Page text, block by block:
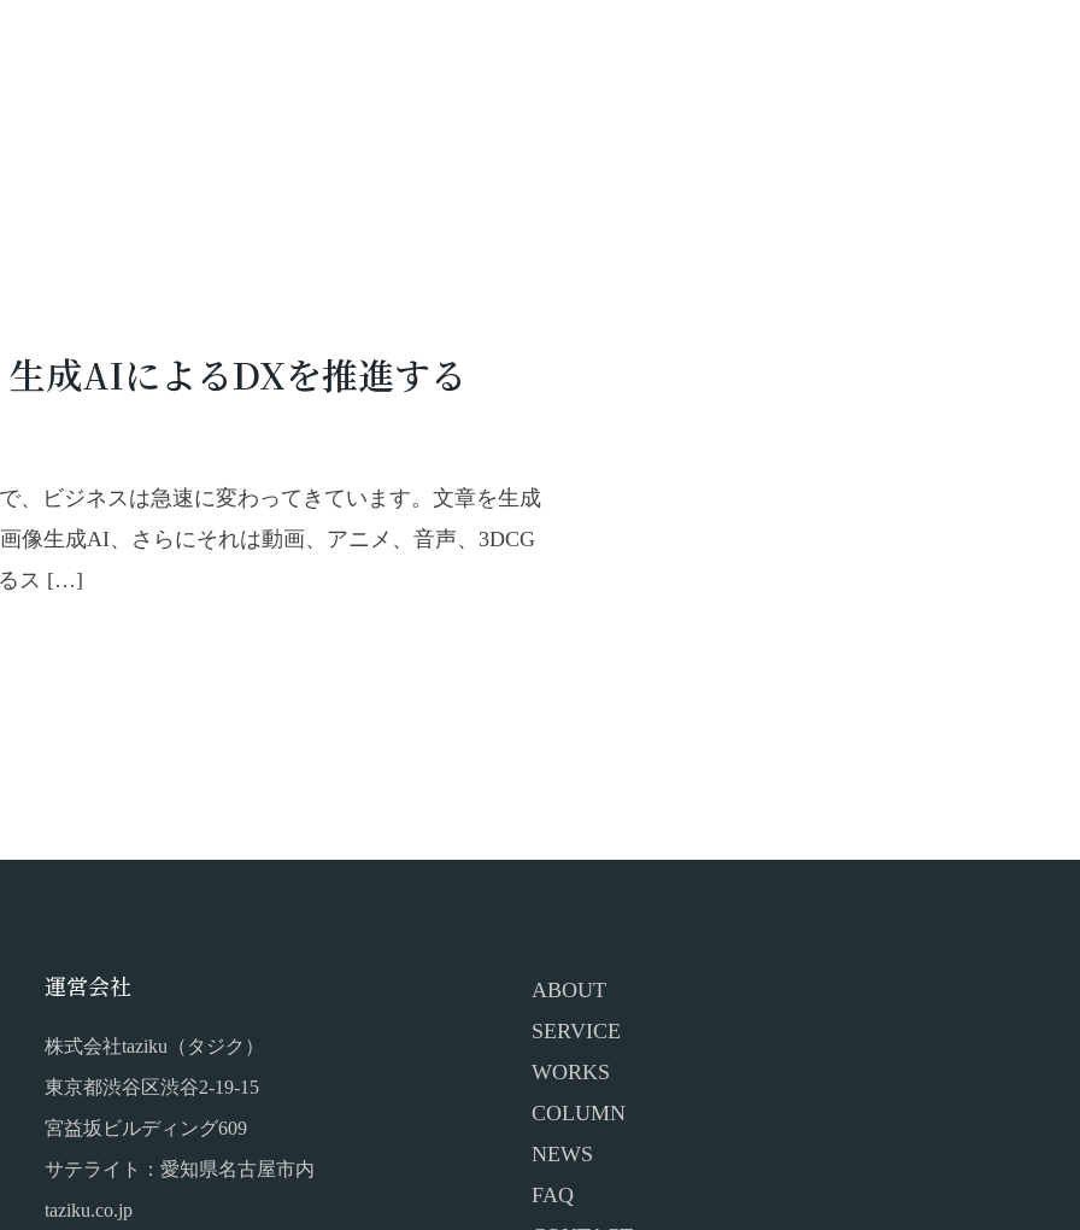
成AIによるDXを推進する
、ビジネスは急速に変わってきています。文章を生成
像生成AI、さらにそれは動画、アニメ、音声、3DCG
るス […]
運営会社
株式会社taziku（タジク）
東京都渋谷区渋谷2-19-15
宮益坂ビルディング609
サテライト：愛知県名古屋市内
taziku.co.jp
ABOUT
SERVICE
WORKS
COLUMN
NEWS
FAQ